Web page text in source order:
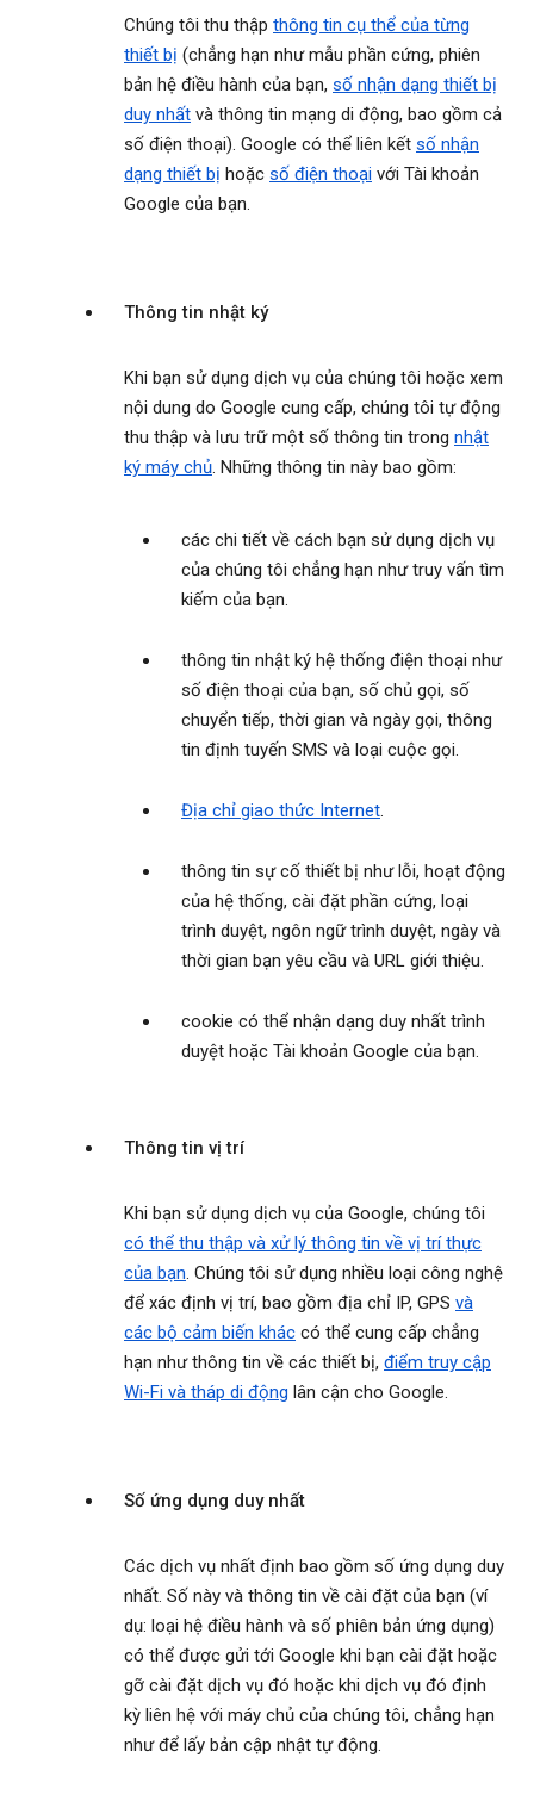
Chúng tôi thu thập thông tin cụ thể của từng
thiết bị (chẳng hạn như mẫu phần cứng, phiên
bản hệ điều hành của bạn, số nhận dạng thiết bị
duy nhất và thông tin mạng di động, bao gồm cả
số điện thoại). Google có thể liên kết số nhận
dạng thiết bị hoặc số điện thoại với Tài khoản
Google của bạn.
Thông tin nhật ký
Khi bạn sử dụng dịch vụ của chúng tôi hoặc xem
nội dung do Google cung cấp, chúng tôi tự động
thu thập và lưu trữ một số thông tin trong nhật
ký máy chủ. Những thông tin này bao gồm:
các chi tiết về cách bạn sử dụng dịch vụ
của chúng tôi chẳng hạn như truy vấn tìm
kiếm của bạn.
thông tin nhật ký hệ thống điện thoại như
số điện thoại của bạn, số chủ gọi, số
chuyển tiếp, thời gian và ngày gọi, thông
tin định tuyến SMS và loại cuộc gọi.
Địa chỉ giao thức Internet.
thông tin sự cố thiết bị như lỗi, hoạt động
của hệ thống, cài đặt phần cứng, loại
trình duyệt, ngôn ngữ trình duyệt, ngày và
thời gian bạn yêu cầu và URL giới thiệu.
cookie có thể nhận dạng duy nhất trình
duyệt hoặc Tài khoản Google của bạn.
Thông tin vị trí
Khi bạn sử dụng dịch vụ của Google, chúng tôi
có thể thu thập và xử lý thông tin về vị trí thực
của bạn. Chúng tôi sử dụng nhiều loại công nghệ
để xác định vị trí, bao gồm địa chỉ IP, GPS và
các bộ cảm biến khác có thể cung cấp chẳng
hạn như thông tin về các thiết bị, điểm truy cập
Wi-Fi và tháp di động lân cận cho Google.
Số ứng dụng duy nhất
Các dịch vụ nhất định bao gồm số ứng dụng duy
nhất. Số này và thông tin về cài đặt của bạn (ví
dụ: loại hệ điều hành và số phiên bản ứng dụng)
có thể được gửi tới Google khi bạn cài đặt hoặc
gỡ cài đặt dịch vụ đó hoặc khi dịch vụ đó định
kỳ liên hệ với máy chủ của chúng tôi, chẳng hạn
như để lấy bản cập nhật tự động.